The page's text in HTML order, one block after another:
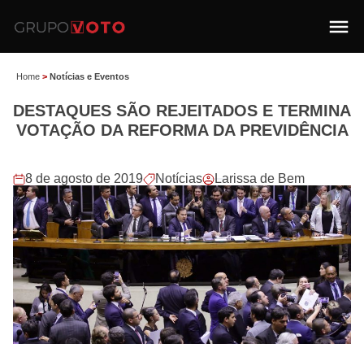
Home > Notícias e Eventos
DESTAQUES SÃO REJEITADOS E TERMINA
VOTAÇÃO DA REFORMA DA PREVIDÊNCIA
8 de agosto de 2019 Notícias Larissa de Bem